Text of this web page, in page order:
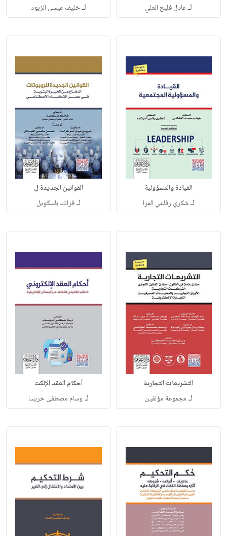
لـعادل فليح العلي لـخليف عيسى الزيود
القيادة والمسؤولية
لـشكري رفاعي المرا
القوانين الجديدة ل
لـفرانك باسكويل
التشريعات التجارية
لـ مجموعة مؤلفين
أحكام العقد الإلكت
لـ وسام مصطفى خريسا